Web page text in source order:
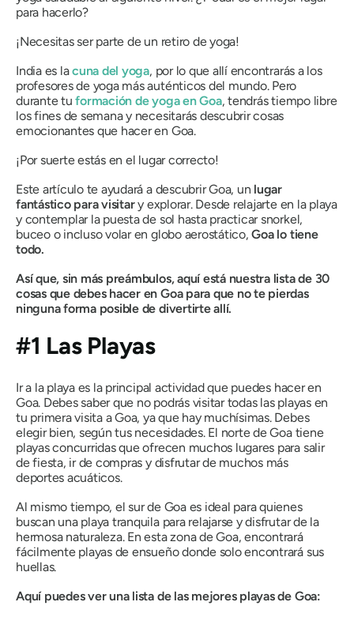
para hacerlo?
¡Necesitas ser parte de un retiro de yoga!
India es lacuna del yoga, por lo que allí encontrarás a los
profesores de yoga más auténticos del mundo. Pero
durante tuformación de yoga en Goa, tendrás tiempo libre
los fines de semana y necesitarás descubrir cosas
emocionantes que hacer en Goa.
¡Por suerte estás en el lugar correcto!
Este artículo te ayudará a descubrir Goa, un lugar
fantástico para visitary explorar. Desde relajarte en la playa
y contemplar la puesta de sol hasta practicar snorkel,
buceo o incluso volar en globo aerostático,Goa lo tiene
todo.
Así que, sin más preámbulos, aquí está nuestra lista de 30
cosas que debes hacer en Goa para que no te pierdas
ninguna forma posible de divertirte allí.
#1 Las Playas
Ir a la playa es la principal actividad que puedes hacer en
Goa. Debes saber que no podrás visitar todas las playas en
tu primera visita a Goa, ya que hay muchísimas. Debes
elegir bien, según tus necesidades. El norte de Goa tiene
playas concurridas que ofrecen muchos lugares para salir
de fiesta, ir de compras y disfrutar de muchos más
deportes acuáticos.
Al mismo tiempo, el sur de Goa es ideal para quienes
buscan una playa tranquila para relajarse y disfrutar de la
hermosa naturaleza. En esta zona de Goa, encontrará
fácilmente playas de ensueño donde solo encontrará sus
huellas.
Aquí puedes ver una lista de las mejores playas de Goa: